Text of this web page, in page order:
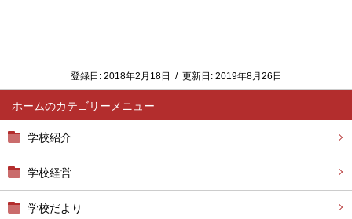
ホーム
学校紹介
学校経営
学校だより
登録日: 2018年2月18日 / 更新日: 2019年8月26日